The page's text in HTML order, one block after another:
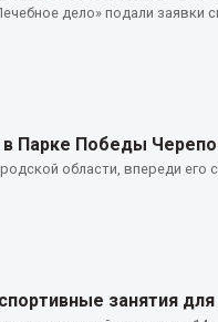
дело» подали заявки
в Парке Победы
области, впереди его
занятия